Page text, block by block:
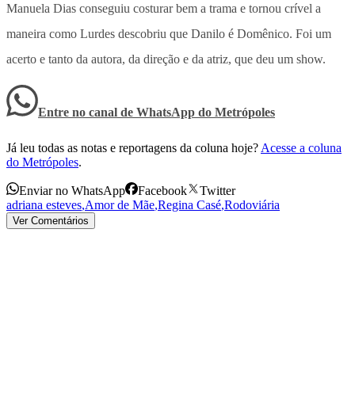
Manuela Dias conseguiu costurar bem a trama e tornou crível a
maneira como Lurdes descobriu que Danilo é Domênico. Foi um
acerto e tanto da autora, da direção e da atriz, que deu um show.
Entre no canal de WhatsApp do Metrópoles
Já leu todas as notas e reportagens da coluna hoje? Acesse a coluna
do Metrópoles.
Enviar no WhatsApp Facebook
Twitter
adriana esteves,Amor de Mãe,Regina Casé,Rodoviária
Ver Comentários